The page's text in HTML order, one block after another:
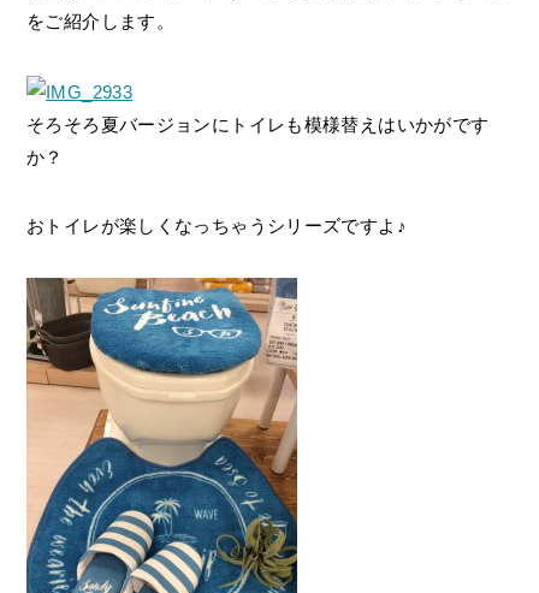
をご紹介します。
そろそろ夏バージョンにトイレも模様替えはいかがです
か？
おトイレが楽しくなっちゃうシリーズですよ♪